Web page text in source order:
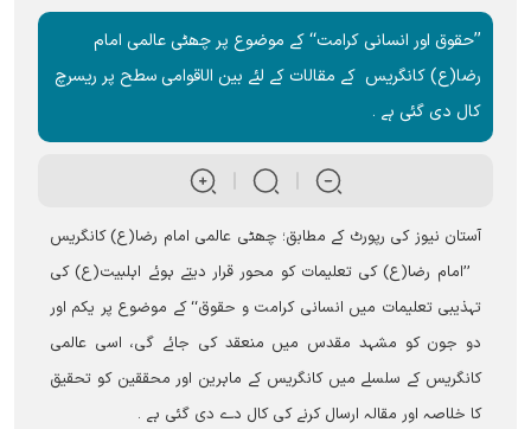
’’حقوق اور انسانی کرامت‘‘ کے موضوع پر چھٹی عالمی امام
رضا(ع) کانگریس کے مقالات کے لئے بین الاقوامی سطح پر ریسرچ
کال دی گئی ہے ۔
آستان نیوز کی رپورٹ کے مطابق؛ چھٹی عالمی امام رضا(ع) کانگریس
’’امام رضا(ع) کی تعلیمات کو محور قرار دیتے ہوئے اہلبیت(ع) کی
تہذیبی تعلیمات میں انسانی کرامت و حقوق‘‘ کے موضوع پر یکم اور
دو جون کو مشہد مقدس میں منعقد کی جائے گی، اسی عالمی
کانگریس کے سلسلے میں کانگریس کے ماہرین اور محققین کو تحقیق
کا خلاصہ اور مقالہ ارسال کرنے کی کال دے دی گئی ہے ۔